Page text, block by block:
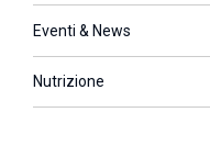
Eventi & News
Nutrizione